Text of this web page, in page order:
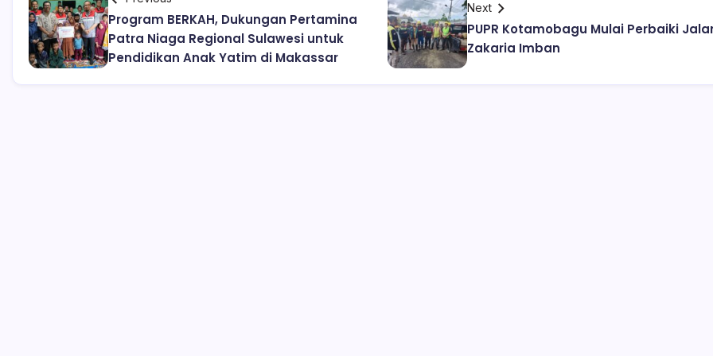
Program BERKAH, Dukungan Pertamina
Patra Niaga Regional Sulawesi untuk
Pendidikan Anak Yatim di Makassar
Next
PUPR Kotamobagu Mulai Perbaiki
Zakaria Imban